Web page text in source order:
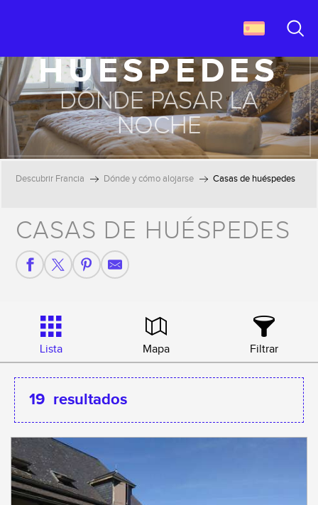
principal
CASAS DE
HUÉSPEDES
DÓNDE PASAR LA
NOCHE
Descubrir Francia Dónde y cómo alojarse Casas de huéspedes
CASAS DE HUÉSPEDES
Lista Mapa Filtrar
19 resultados